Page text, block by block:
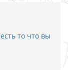
то что вы